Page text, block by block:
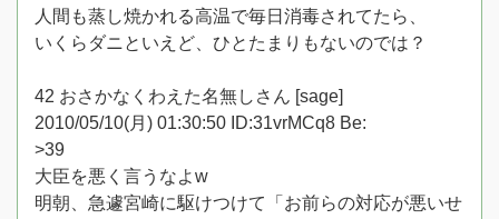
人間も蒸し焼かれる高温で毎日消毒されてたら、
いくらダニといえど、ひとたまりもないのでは？
42 おさかなくわえた名無しさん [sage]
2010/05/10(月) 01:30:50 ID:31vrMCq8 Be:
>39
大臣を悪く言うなよw
明朝、急遽宮崎に駆けつけて「お前らの対応が悪いせ